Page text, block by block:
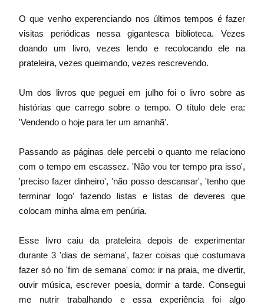
O que venho experenciando nos últimos tempos é fazer
visitas periódicas nessa gigantesca biblioteca. Vezes
doando um livro, vezes lendo e recolocando ele na
prateleira, vezes queimando, vezes rescrevendo.
Um dos livros que peguei em julho foi o livro sobre as
histórias que carrego sobre o tempo. O título dele era:
'Vendendo o hoje para ter um amanhã'.
Passando as páginas dele percebi o quanto me relaciono
com o tempo em escassez. 'Não vou ter tempo pra isso',
'preciso fazer dinheiro', 'não posso descansar', 'tenho que
terminar logo' fazendo listas e listas de deveres que
colocam minha alma em penúria.
Esse livro caiu da prateleira depois de experimentar
durante 3 'dias de semana', fazer coisas que costumava
fazer só no 'fim de semana' como: ir na praia, me divertir,
ouvir música, escrever poesia, dormir a tarde. Consegui
me nutrir trabalhando e essa experiência foi algo